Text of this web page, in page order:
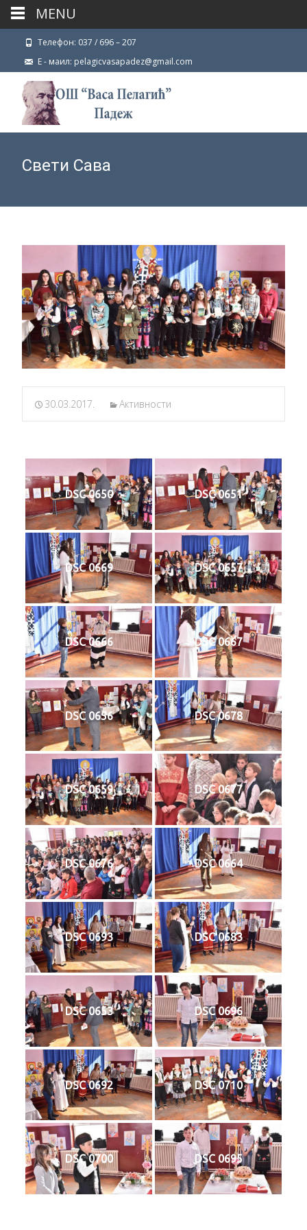
Телефон: 037 / 696 – 207
Е - маил: pelagicvasapadez@gmail.com
Свети Сава
30.03.2017. Активности
DSC 0650 DSC 0651
DSC 0669 DSC 0657
DSC 0666 DSC 0667
DSC 0656 DSC 0678
DSC 0659 DSC 0677
DSC 0676 DSC 0664
DSC 0693 DSC 0683
DSC 0653 DSC 0696
DSC 0692 DSC 0710
DSC 0700 DSC 0695
MENU